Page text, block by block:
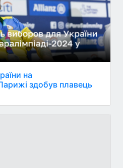
на
здобув плавець